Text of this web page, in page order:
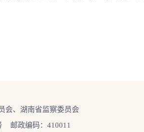
会、湖南省监察委员会
邮政编码：410011